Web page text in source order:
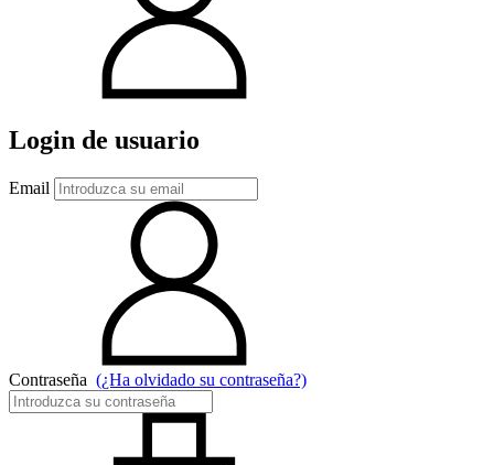
Login de usuario
Email
Contraseña (¿Ha olvidado su contraseña?)